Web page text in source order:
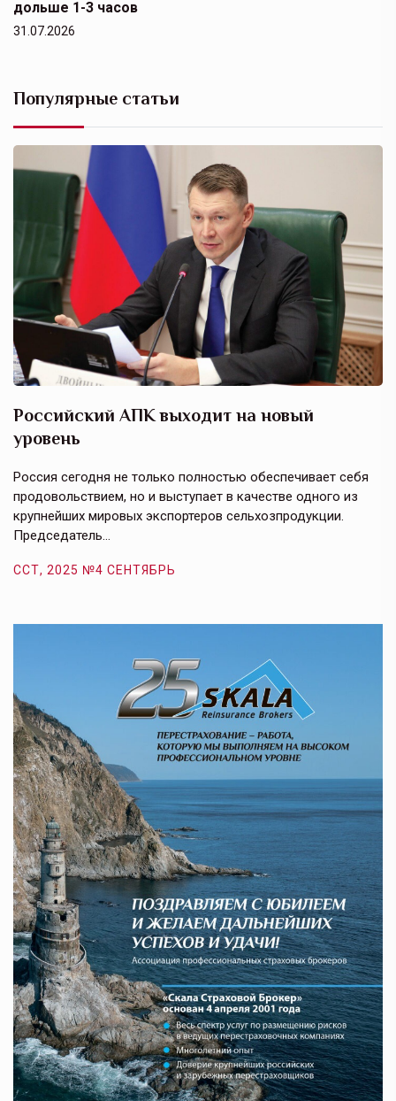
дольше 1-3 часов
31.07.2026
Популярные статьи
Российский АПК выходит на новый
уровень
Россия сегодня не только полностью обеспечивает себя
продовольствием, но и выступает в качестве одного из
крупнейших мировых экспортеров сельхозпродукции.
Председатель…
ССТ, 2025 №4 СЕНТЯБРЬ